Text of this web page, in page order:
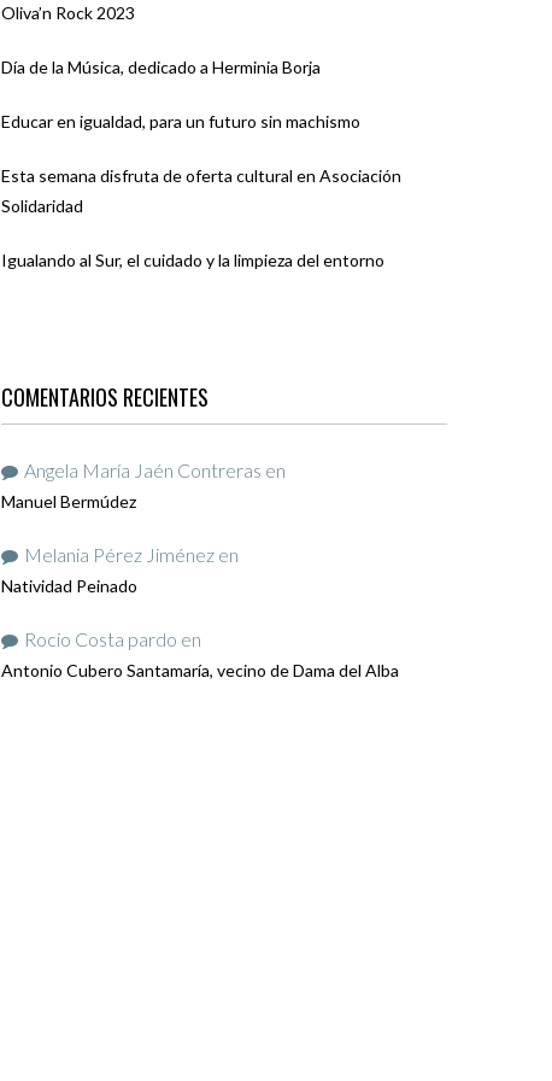
Oliva’n Rock 2023
Día de la Música, dedicado a Herminia Borja
Educar en igualdad, para un futuro sin machismo
Esta semana disfruta de oferta cultural en Asociación
Solidaridad
Igualando al Sur, el cuidado y la limpieza del entorno
COMENTARIOS RECIENTES
Angela María Jaén Contreras en
Manuel Bermúdez
Melania Pérez Jiménez en
Natividad Peinado
Rocio Costa pardo en
Antonio Cubero Santamaría, vecino de Dama del Alba